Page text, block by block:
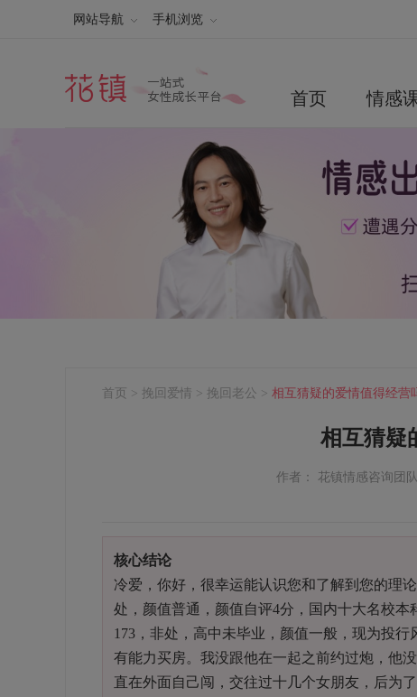
网站导航 手机浏览
首页 情感
首页 > 挽回爱情 > 挽回老公 > 相互猜疑的爱情值得经营
相互猜疑
作者： 花镇情感咨询团队
核心结论
冷爱，你好，很幸运能认识您和了解到您的理
处，颜值普通，颜值自评4分，国内十大名校本
173，非处，高中未毕业，颜值一般，现为投
有能力买房。我没跟他在一起之前约过炮，他
直在外面自己闯，交往过十几个女朋友，后为